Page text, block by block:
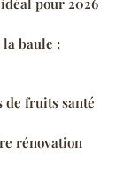
baule :
de fruits santé
rénovation